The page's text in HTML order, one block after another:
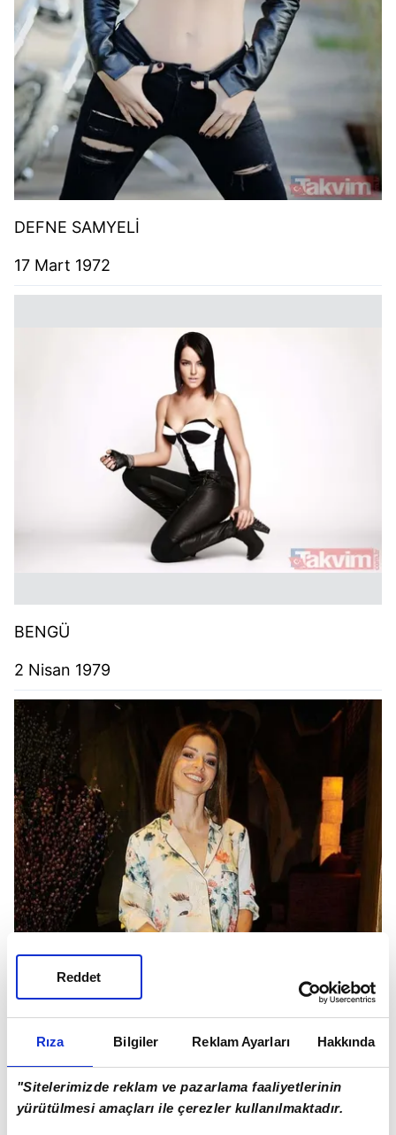
Rıza Bilgiler Reklam Ayarları Hakkında
"Sitelerimizde reklam ve pazarlama faaliyetlerinin
yürütülmesi amaçları ile çerezler kullanılmaktadır.
Reddet
DEFNE SAMYELİ
17 Mart 1972
BENGÜ
2 Nisan 1979